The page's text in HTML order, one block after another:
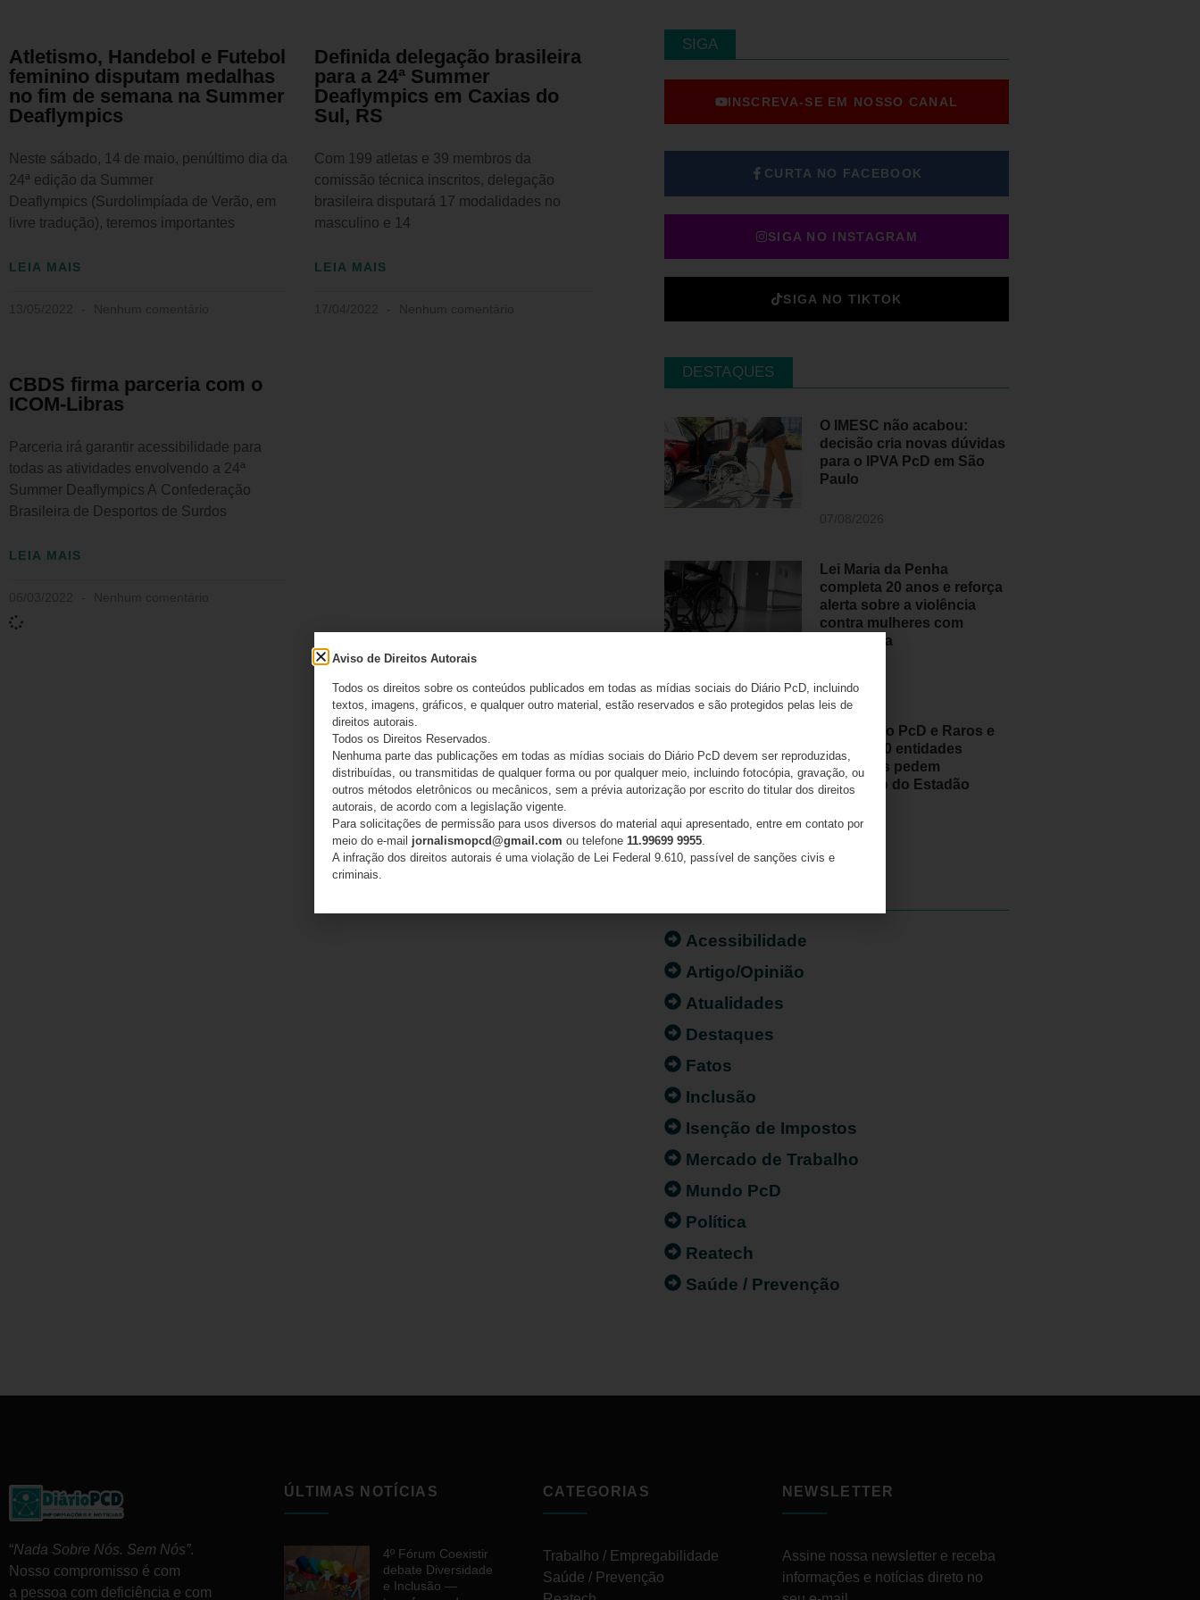
Atletismo, Handebol e Futebol
feminino disputam medalhas
no fim de semana na Summer
Deaflympics
Neste sábado, 14 de maio, penúltimo dia da
24ª edição da Summer
Deaflympics (Surdolimpíada de Verão, em
livre tradução), teremos importantes
LEIA MAIS
Definida delegação brasileira
para a 24ª Summer
Deaflympics em Caxias do
Sul, RS
Com 199 atletas e 39 membros da
comissão técnica inscritos, delegação
brasileira disputará 17 modalidades no
masculino e 14
LEIA MAIS
CBDS firma parceria com o
ICOM-Libras
Parceria irá garantir acessibilidade para
todas as atividades envolvendo a 24ª
Summer Deaflympics A Confederação
Brasileira de Desportos de Surdos
LEIA MAIS
SIGA
INSCREVA-SE EM NOSSO CANAL
CURTA NO FACEBOOK
SIGA NO INSTAGRAM
SIGA NO TIKTOK
DESTAQUES
O IMESC não acabou:
decisão cria novas dúvidas
para o IPVA PcD em São
Paulo
Lei Maria da Penha
completa 20 anos e reforça
alerta sobre a violência
contra mulheres com
deficiência
07/08/2026
Movimento PcD e Raros e
mais de 50 entidades
brasileiras pedem
retratação do Estadão
06/08/2026
Acessibilidade
Artigo/Opinião
Atualidades
Destaques
Fatos
Inclusão
Isenção de Impostos
Mercado de Trabalho
Mundo PcD
Política
Reatech
Saúde / Prevenção
“Nada Sobre Nós. Sem Nós”.
Nosso compromisso é com
a pessoa com deficiência e com
ÚLTIMAS NOTÍCIAS
4º Fórum Coexistir
debate Diversidade
e Inclusão —
CATEGORIAS
Trabalho / Empregabilidade
Saúde / Prevenção
NEWSLETTER
Assine nossa newsletter e receba
informações e notícias direto no
Aviso de Direitos Autorais
Todos os direitos sobre os conteúdos publicados em todas as mídias sociais do Diário PcD, incluindo
textos, imagens, gráficos, e qualquer outro material, estão reservados e são protegidos pelas leis de
direitos autorais.
Todos os Direitos Reservados.
Nenhuma parte das publicações em todas as mídias sociais do Diário PcD devem ser reproduzidas,
distribuídas, ou transmitidas de qualquer forma ou por qualquer meio, incluindo fotocópia, gravação, ou
outros métodos eletrônicos ou mecânicos, sem a prévia autorização por escrito do titular dos direitos
autorais, de acordo com a legislação vigente.
Para solicitações de permissão para usos diversos do material aqui apresentado, entre em contato por
meio do e-mail jornalismopcd@gmail.com ou telefone 11.99699 9955.
A infração dos direitos autorais é uma violação de Lei Federal 9.610, passível de sanções civis e
criminais.